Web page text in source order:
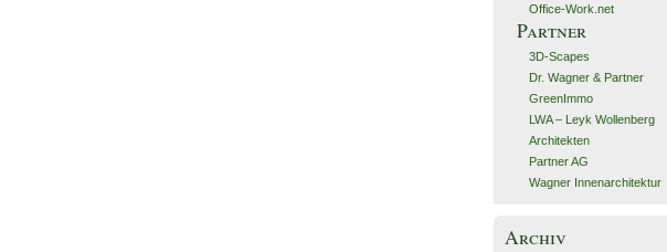
Office-Work.net
Partner
3D-Scapes
Dr. Wagner & Partner
GreenImmo
LWA – Leyk Wollenberg
Architekten
Partner AG
Wagner Innenarchitektur
Archiv